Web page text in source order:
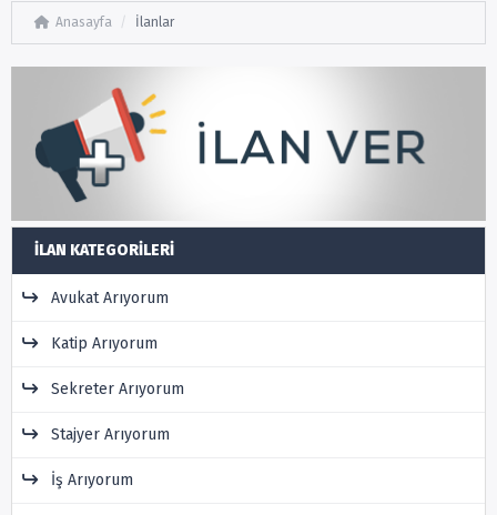
Anasayfa İlanlar
İLAN KATEGORILERI
Avukat Arıyorum
Katip Arıyorum
Sekreter Arıyorum
Stajyer Arıyorum
İş Arıyorum